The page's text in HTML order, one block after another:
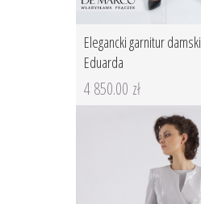
Elegancki garnitur damski
Eduarda
4 850.00 zł